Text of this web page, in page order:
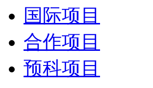
国际项目
合作项目
预科项目